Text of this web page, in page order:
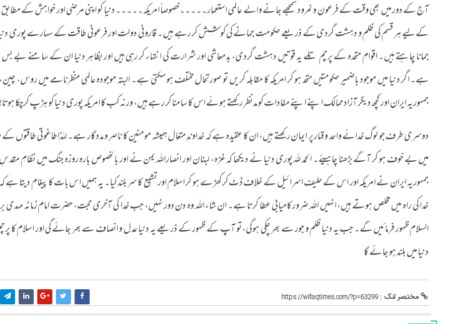
آج کے دور میں بھی وقت کے فرعون و نمرود سمجھے جانے والے عالمی استعمار۔۔۔۔۔خصوصاً امریکہ۔۔۔۔۔ دنیا کو اپنی مرضی اور خواہش کے
کے لیے ہر قسم کی ظلم و دہشت گردی کے ذریعے حکومت جمانے کی کوشش کر رہے ہیں۔ قارونی دولت اور فرعونی طاقت کے سہارے پوری دنیا
جمانا چاہتے ہیں۔ اقوامِ متحدہ کے پرچم تلے یہ قوتیں دہشت گردی، بدمعاشی اور شرارت کی انتہاء کر رہی ہیں اور بظاہر دنیا ان کے سامنے بے بس
ہے۔ اگر دنیا میں موجود باضمیر حکومتیں متحد ہو کر امریکہ کا مقابلہ کریں تو صورتحال مختلف ہوسکتی ہے۔ البتہ موجودہ عالمی منظرنامے میں روس،
جمہوریہ ایران اور کچھ دیگر آزاد ممالک اپنے اپنے مفادات کو مدنظر رکھتے ہوئے اس کا سامنا کر رہے ہیں، ورنہ کب کا امریکہ پوری دنیا کو ہڑپ کرچکا ہوتا!
دوسری طرف جو لوگ خدائے واحد و قہار پر ایمان رکھتے ہیں، ان کا عقیدہ ہے کہ خداوندِ متعال ہمیشہ مومنین کا ناصر و مددگار ہے۔ لہٰذا طاغوتی طاقتوں
میں بے خوف ہو کر آگے بڑھنا چاہیئے۔ الحمد للہ پوری دنیا نے دیکھا کہ غزہ، لبنان اور انصاراللہ یمن نے اور بالخصوص بارہ روزہ جنگ میں نظامِ
جمہوریہ ایران نے امریکہ اور اس کے حلیف اسرائیل کے خلاف ڈٹ کر کھڑے ہو کر اسلام اور تشیع کا سر بلند کیا۔ یہ ہمیں اس بات کا پیغام دیتا ہے
خدا کی راہ میں مخلص ہوتے ہیں، انہیں اللہ ضرور کامیابی عطا کرتا ہے۔ ان شاء اللہ وہ دن دور نہیں، جب خدا کی آخری حجت، حضرت امام زمانہ مہدی
السلام ظہور فرمائیں گے۔ جب یہ دنیا ظلم و جور سے بھر چکی ہوگی، تو آپ کے ظہور کے ذریعے یہ دنیا عدل و انصاف سے بھر جائے گی اور اسلام کا
دنیا میں بلند ہو جائے گا
مختصر لنک :https://wifaqtimes.com/?p=63299